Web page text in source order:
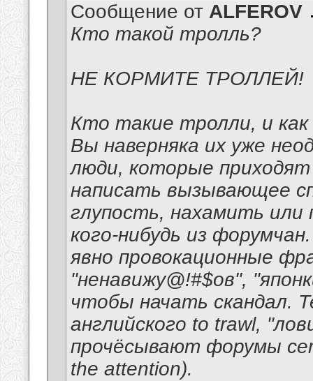
Сообщение от ALFEROV
Кто такой тролль?
НЕ КОРМИТЕ ТРОЛЛЕЙ!
Кто такие тролли, и как
Вы наверняка их уже
люди, которые
написать вызывающее
глупость, нахамить
кого-нибудь из
явно провокационные
"ненавижу@!#$ов",
чтобы начать скандал.
английского to trawl,
прочёсывают форумы
the attention).